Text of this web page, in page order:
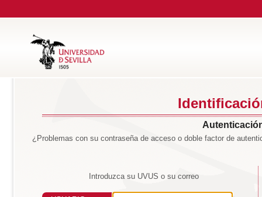
¿Problemas con su contraseña de acceso o doble factor de
Introduzca su UVUS o su correo